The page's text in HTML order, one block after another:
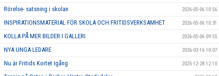
Rörelse- satsning i skolan 2026-05-06 10:56
INSPIRATIONSMATERIAL FÖR SKOLA OCH FRITIDSVERKSAMHET 2026-05-06 10:31
KOLLA PÅ MER BILDER I GALLERI 2026-05-06 09:55
NYA UNGA LEDARE 2026-03-16 10:07
Nu är Fritids Kortet Igång 2025-12-28 12:10